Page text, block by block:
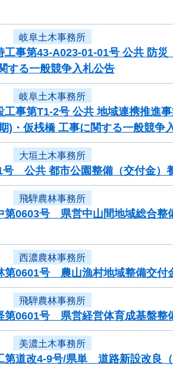
岐阜土木事務所
工事第43-A023-01-01号 公共 防
る一般競争入札公告
岐阜土木事務所
工事第T1-2号 公共 地域連携推進
)・仮桟橋 工事に関する一般競争
大垣土木事務所
号 公共 都市公園整備（交付金）
飛騨農林事務所
第0603号 県営中山間地域総合
西濃農林事務所
第0601号 農山漁村地域整備交
飛騨農林事務所
第0601号 県営経営体育成基盤
美濃土木事務所
工第道改4-9号/県単 道路新設改